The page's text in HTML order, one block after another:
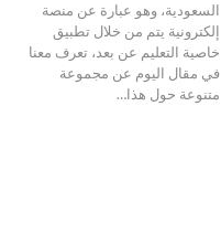
السعودية، وهو عبارة عن منصة
إلكترونية يتم من خلال تطبيق
خاصية التعليم عن بعد، تعرف معنا
في مقال اليوم عن مجموعة
متنوعة حول هذا…